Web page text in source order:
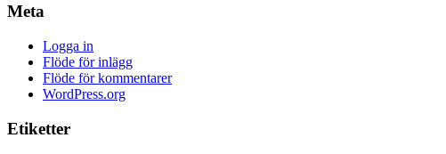
Meta
Logga in
Flöde för inlägg
Flöde för kommentarer
WordPress.org
Etiketter